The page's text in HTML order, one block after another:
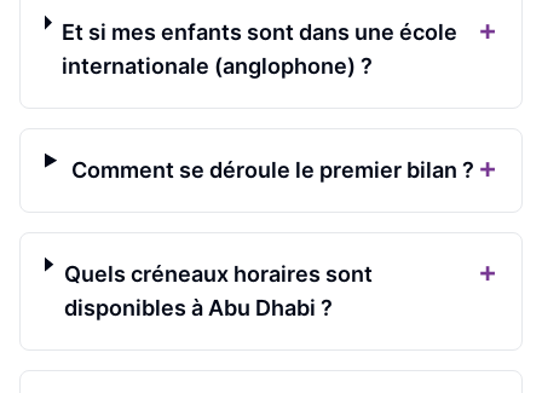
Et si mes enfants sont dans une école
internationale (anglophone) ?
+
Comment se déroule le premier bilan ? +
Quels créneaux horaires sont
disponibles à Abu Dhabi ?
+